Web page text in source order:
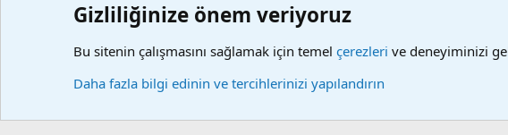
Gizliliğinize önem veriyoruz
Bu sitenin çalışmasını sağlamak için temel çerezleri ve deneyiminizi
Daha fazla bilgi edinin ve tercihlerinizi yapılandırın